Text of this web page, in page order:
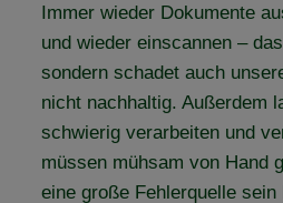
Immer wieder Dokumente
und wieder einscannen –
sondern schadet auch
nicht nachhaltig. Außerdem
schwierig verarbeiten und
müssen mühsam von Hand
eine große Fehlerquelle sein